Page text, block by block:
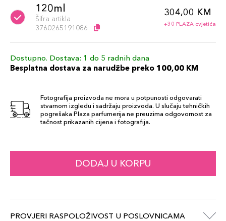
120ml
Šifra artikla
3760265191086
304,00 KM
+30 PLAZA cvjetića
Dostupno. Dostava: 1 do 5 radnih dana
Besplatna dostava za narudžbe preko 100,00 KM
Fotografija proizvoda ne mora u potpunosti odgovarati
stvarnom izgledu i sadržaju proizvoda. U slučaju tehničkih
pogrešaka Plaza parfumerija ne preuzima odgovornost za
tačnost prikazanih cijena i fotografija.
DODAJ U KORPU
PROVJERI RASPOLOŽIVOST U POSLOVNICAMA